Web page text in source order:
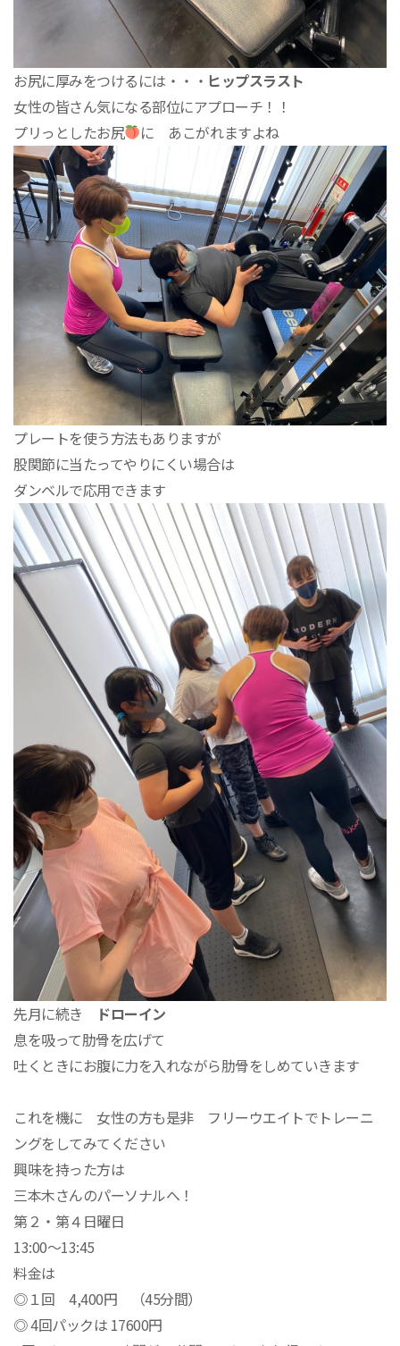
お尻に厚みをつけるには・・・ ヒップスラスト
女性の皆さん気になる部位にアプローチ！！
プリっとしたお尻
に あこがれますよね
プレートを使う方法もありますが
股関節に当たってやりにくい場合は
ダンベルで応用できます
先月に続き
ドローイン
息を吸って肋骨を広げて
吐くときにお腹に力を入れながら肋骨をしめていきます
これを機に 女性の方も是非 フリーウエイトでトレーニ
ングをしてみてください
興味を持った方は
三本木さんのパーソナルへ！
第２・第４日曜日
13:00～13:45
料金は
◎１回 4,400円 （45分間）
◎ 4回パックは 17600円